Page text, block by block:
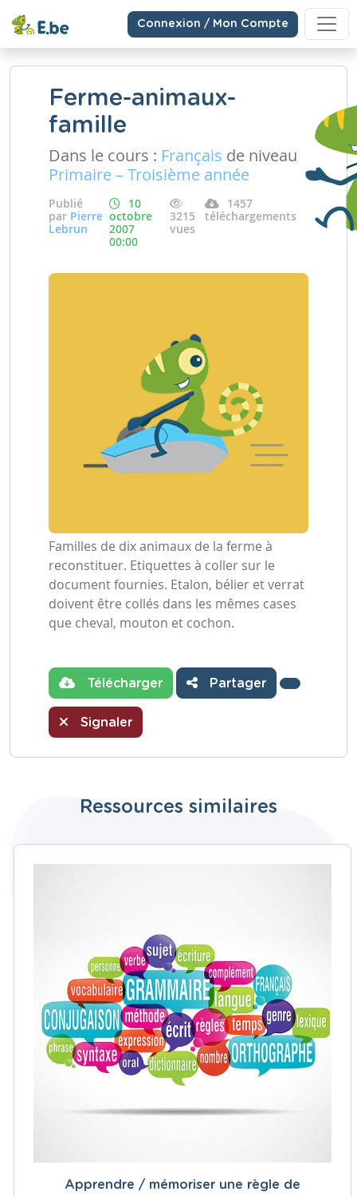
Connexion / Mon Compte
Ferme-animaux-
famille
Dans le cours : Français de niveau
Primaire – Troisième année
Publié
par Pierre
Lebrun
10
octobre
2007
00:00
3215
vues
1457
téléchargements
Familles de dix animaux de la ferme à
reconstituer. Etiquettes à coller sur le
document fournies. Etalon, bélier et verrat
doivent être collés dans les mêmes cases
que cheval, mouton et cochon.
Télécharger Partager
Signaler
Ressources similaires
Apprendre / mémoriser une règle de